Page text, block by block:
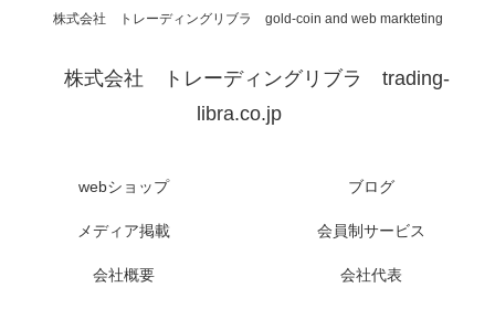
株式会社 トレーディングリブラ gold-coin and web markteting
株式会社 トレーディングリブラ trading-
libra.co.jp
webショップ ブログ
メディア掲載 会員制サービス
会社概要 会社代表